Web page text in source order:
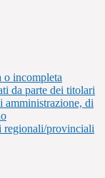
o incompleta
da parte dei titolari
di
regionali/provinciali